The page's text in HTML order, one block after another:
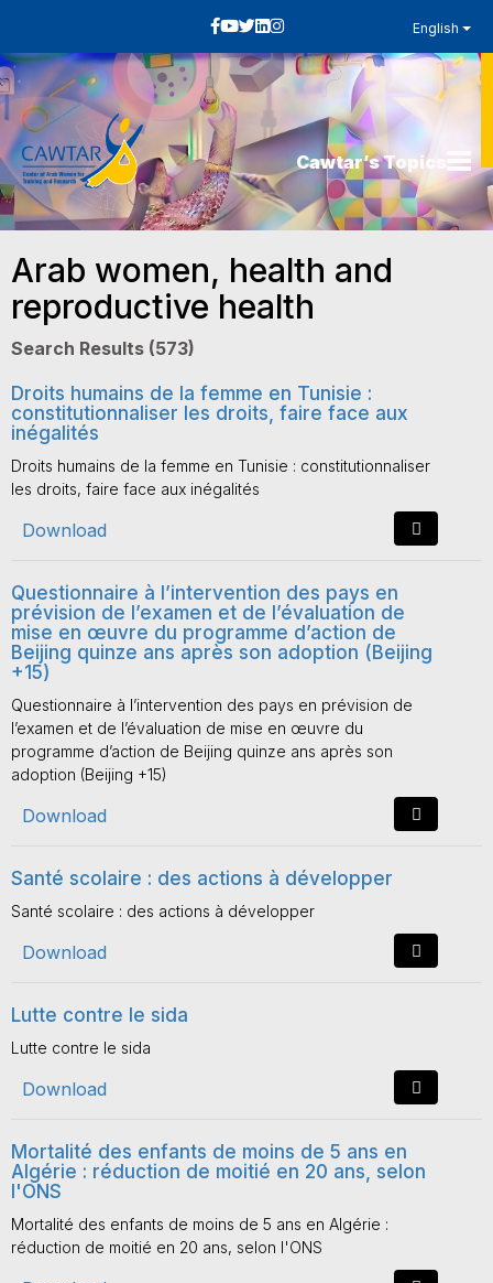
English
Cawtar’s Topics
Arab women, health and
reproductive health
Search Results (573)
Droits humains de la femme en Tunisie :
constitutionnaliser les droits, faire face aux
inégalités
Droits humains de la femme en Tunisie : constitutionnaliser
les droits, faire face aux inégalités
Download
Questionnaire à l’intervention des pays en
prévision de l’examen et de l’évaluation de
mise en œuvre du programme d’action de
Beijing quinze ans après son adoption (Beijing
+15)
Questionnaire à l’intervention des pays en prévision de
l’examen et de l’évaluation de mise en œuvre du
programme d’action de Beijing quinze ans après son
adoption (Beijing +15)
Download
Santé scolaire : des actions à développer
Santé scolaire : des actions à développer
Download
Lutte contre le sida
Lutte contre le sida
Download
Mortalité des enfants de moins de 5 ans en
Algérie : réduction de moitié en 20 ans, selon
l'ONS
Mortalité des enfants de moins de 5 ans en Algérie :
réduction de moitié en 20 ans, selon l'ONS